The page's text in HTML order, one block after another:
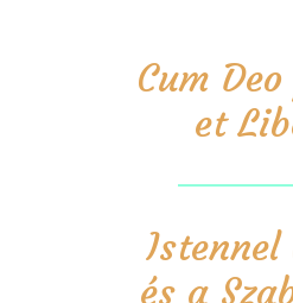
Cum
et
Istennel
és a